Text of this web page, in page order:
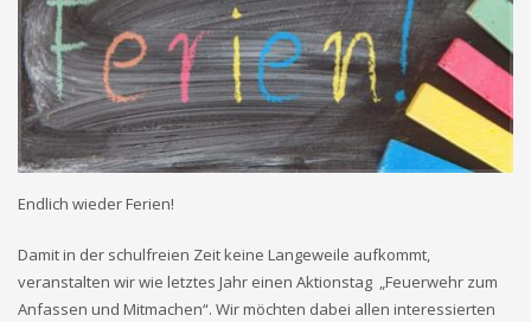
Endlich wieder Ferien!
Damit in der schulfreien Zeit keine Langeweile aufkommt,
veranstalten wir wie letztes Jahr einen Aktionstag „Feuerwehr zum
Anfassen und Mitmachen“. Wir möchten dabei allen interessierten